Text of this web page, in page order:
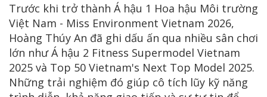
Trước khi trở thành Á hậu 1 Hoa hậu Môi trường
Việt Nam - Miss Environment Vietnam 2026,
Hoàng Thúy An đã ghi dấu ấn qua nhiều sân chơi
lớn như Á hậu 2 Fitness Supermodel Vietnam
2025 và Top 50 Vietnam's Next Top Model 2025.
Những trải nghiệm đó giúp cô tích lũy kỹ năng